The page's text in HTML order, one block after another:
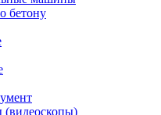
бетону
(видеоскопы)